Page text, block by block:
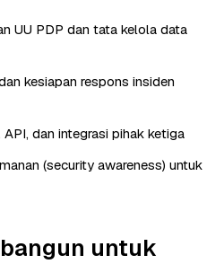
UU PDP dan tata kelola data
kesiapan respons insiden
dan integrasi pihak ketiga
(security awareness) untuk
untuk